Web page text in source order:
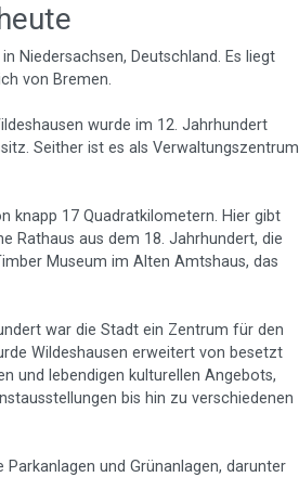
Niedersachsen, Deutschland. Es liegt
von Bremen.
wurde im 12. Jahrhundert
Seither ist es als Verwaltungszentrum
knapp 17 Quadratkilometern. Hier gibt
Rathaus aus dem 18. Jahrhundert, die
Museum im Alten Amtshaus, das
war die Stadt ein Zentrum für den
Wildeshausen erweitert von besetzt
und lebendigen kulturellen Angebots,
bis hin zu verschiedenen
und Grünanlagen, darunter